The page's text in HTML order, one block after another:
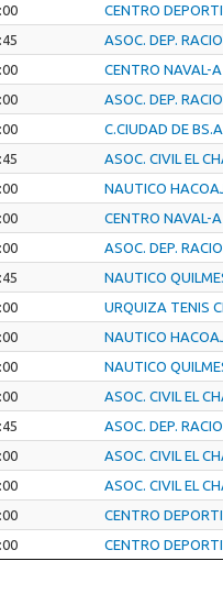
CENTRO
ASOC. DEP.
CENTRO NAVAL-A
ASOC. DEP.
C.CIUDAD DE
ASOC. CIVIL EL
NAUTICO
CENTRO NAVAL-A
ASOC. DEP.
NAUTICO
URQUIZA TENIS
NAUTICO
NAUTICO
ASOC. CIVIL EL
ASOC. DEP.
ASOC. CIVIL EL
ASOC. CIVIL EL
CENTRO
CENTRO